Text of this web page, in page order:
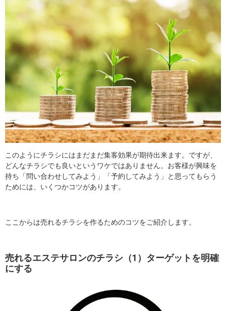
このようにチラシにはまだまだ集客効果が期待出来ます。ですが、
どんなチラシでも良いというワケではありません。お客様が興味を
持ち「問い合わせしてみよう」「予約してみよう」と思ってもらう
ためには、いくつかコツがあります。
ここからは売れるチラシを作るためのコツをご紹介します。
売れるエステサロンのチラシ（1）ターゲットを明確
にする